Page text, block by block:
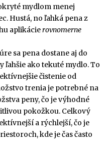
mydlom menej
Hustá, no ľahká pena z
aplikácierovnomerne
sa pena dostane aj do
ľahšie ako tekuté mydlo. To
čistenie od
trenia je potrebné na
peny, čo je výhodné
pokožkou. Celkový
a rýchlejší, čo je
kde je čas často